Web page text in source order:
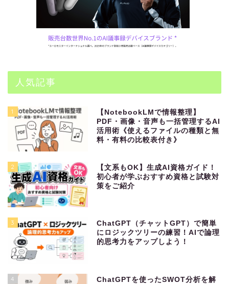
人気記事
1
【NotebookLMで情報整理】
PDF・画像・音声も一括管理するAI
活用術《使えるファイルの種類と無
料・有料の比較表付き》
2
【文系もOK】生成AI資格ガイド！
初心者が学ぶおすすめ資格と試験対
策をご紹介
3
ChatGPT（チャットGPT）で簡単
にロジックツリーの練習！AIで論理
的思考力をアップしよう！
4
ChatGPTを使ったSWOT分析を解